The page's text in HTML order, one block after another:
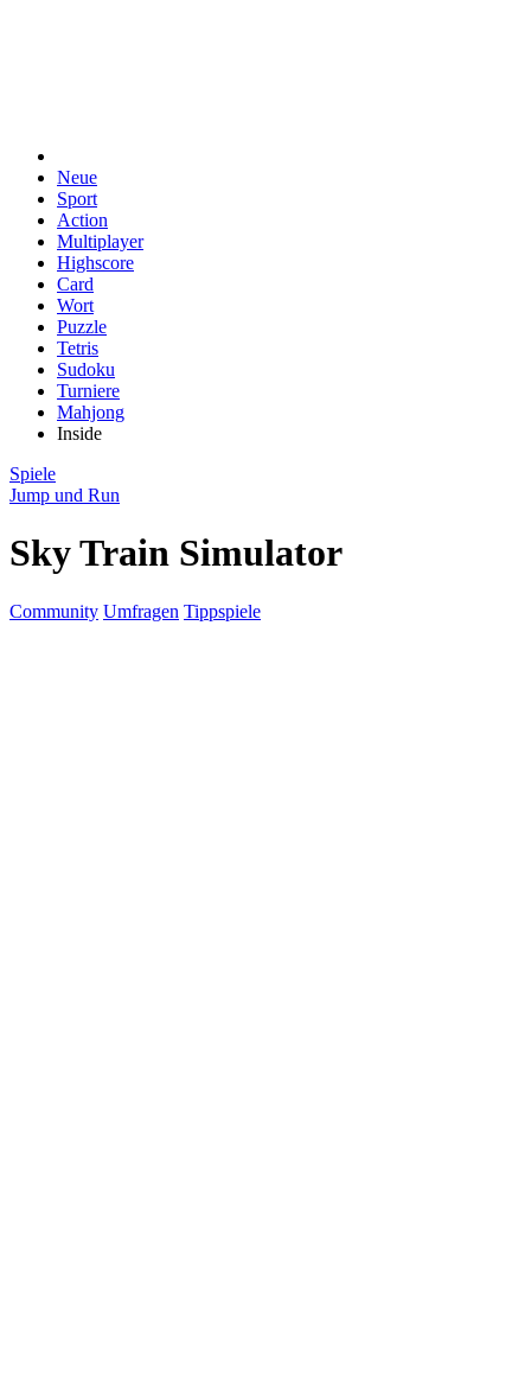
Neue
Sport
Action
Multiplayer
Highscore
Card
Wort
Puzzle
Tetris
Sudoku
Turniere
Mahjong
Inside
Spiele
Jump und Run
Sky Train Simulator
Community Umfragen Tippspiele